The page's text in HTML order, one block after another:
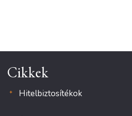
Cikkek
Hitelbiztosítékok